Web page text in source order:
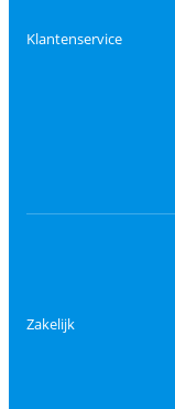
Klantenservice
Zakelijk